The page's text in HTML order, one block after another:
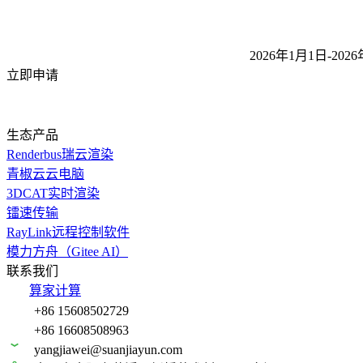
2026年1月1日-2026
立即申请
生态产品
Renderbus瑞云渲染
青椒云云电脑
3DCAT实时渲染
镭速传输
RayLink远程控制软件
模力方舟（Gitee AI）
联系我们
算家计算
+86 15608502729
+86 16608508963
yangjiawei@suanjiayun.com